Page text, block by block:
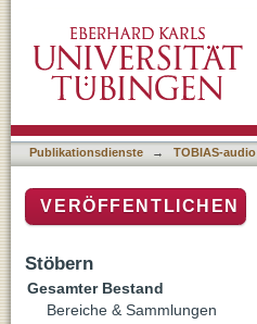
Publikationsdienste → TOBIAS-audio
VERÖFFENTLICHEN
Stöbern
Gesamter Bestand
Bereiche & Sammlungen